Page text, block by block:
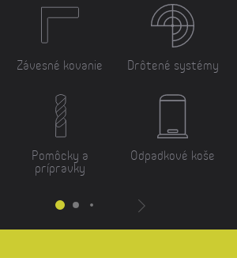
Závesné kovanie
Pomôcky a
prípravky
Drôtené systémy
Odpadkové koše